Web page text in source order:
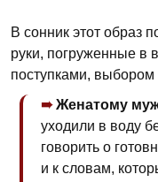
В сонник этот образ
руки, погруженные в
поступками, выбором
Женатому
уходили в воду
говорить о
и к словам,